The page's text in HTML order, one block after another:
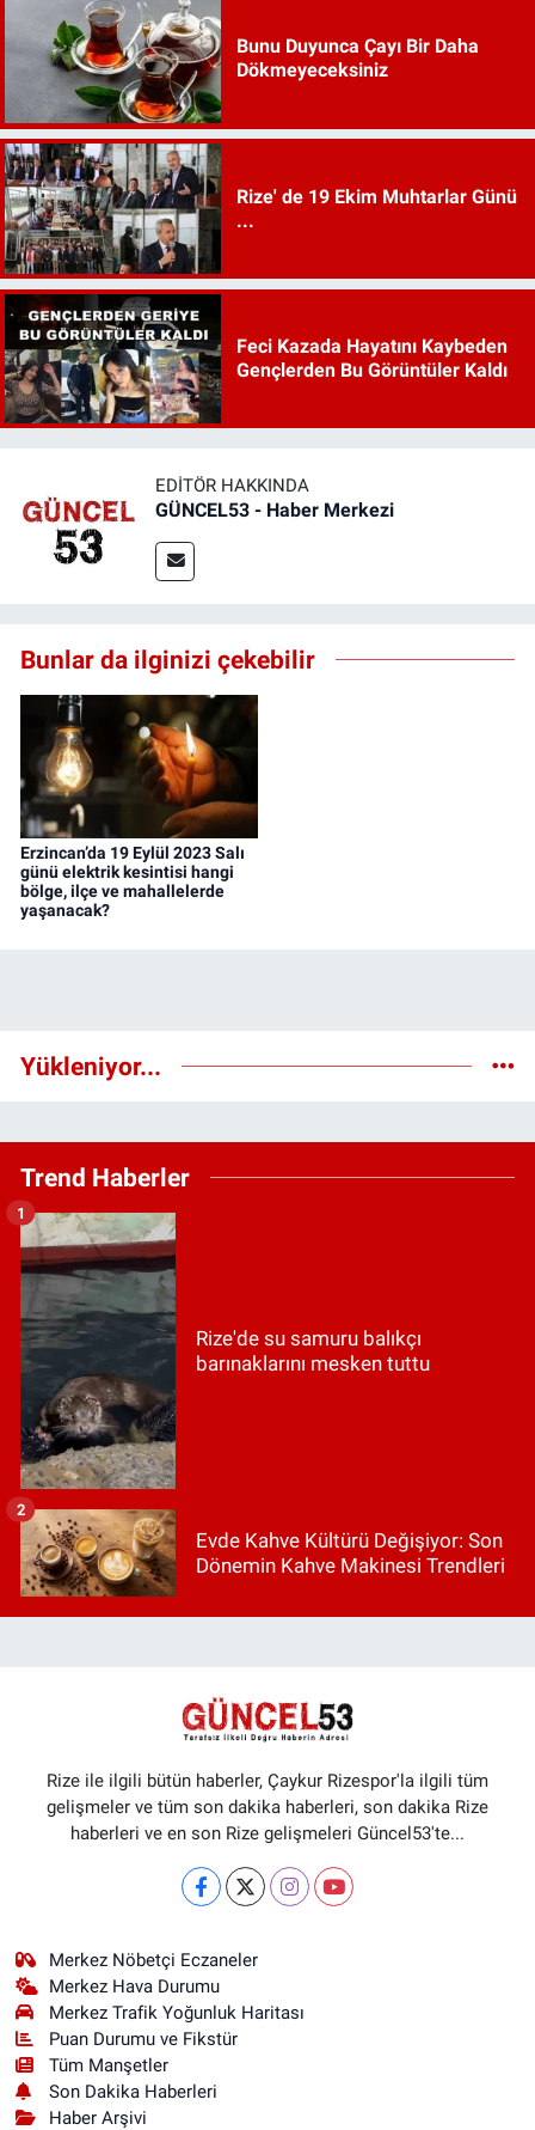
Bunu Duyunca Çayı Bir Daha
Dökmeyeceksiniz
Rize' de 19 Ekim Muhtarlar Günü
...
Feci Kazada Hayatını Kaybeden
Gençlerden Bu Görüntüler Kaldı
EDITÖR HAKKINDA
GÜNCEL53 - Haber Merkezi
Bunlar da ilginizi çekebilir
Erzincan’da 19 Eylül 2023 Salı
günü elektrik kesintisi hangi
bölge, ilçe ve mahallelerde
yaşanacak?
Yükleniyor...
Trend Haberler
Rize'de su samuru balıkçı
barınaklarını mesken tuttu
1
Evde Kahve Kültürü Değişiyor: Son
Dönemin Kahve Makinesi Trendleri
2
Rize ile ilgili bütün haberler, Çaykur Rizespor'la ilgili tüm
gelişmeler ve tüm son dakika haberleri, son dakika Rize
haberleri ve en son Rize gelişmeleri Güncel53'te...
Merkez Nöbetçi Eczaneler
Merkez Hava Durumu
Merkez Trafik Yoğunluk Haritası
Puan Durumu ve Fikstür
Tüm Manşetler
Son Dakika Haberleri
Haber Arşivi